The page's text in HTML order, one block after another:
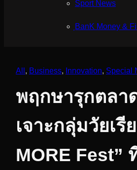
Sport News
BanK Money &
All , Business, Innovation, Special
พฤกษารุกตลา
เจาะกลุ่มวัยเ
MORE Fest”